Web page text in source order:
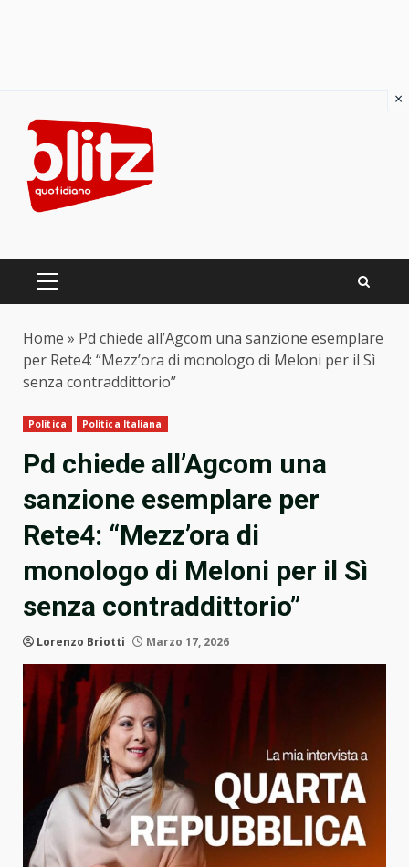
content
PRIMARY
Home » Pd chiede all’Agcom una sanzione esemplare
per Rete4: “Mezz’ora di monologo di Meloni per il Sì
senza contraddittorio”
Politica Politica Italiana
Pd chiede all’Agcom una
sanzione esemplare per
Rete4: “Mezz’ora di
monologo di Meloni per il Sì
senza contraddittorio”
Lorenzo Briotti Marzo 17, 2026
×